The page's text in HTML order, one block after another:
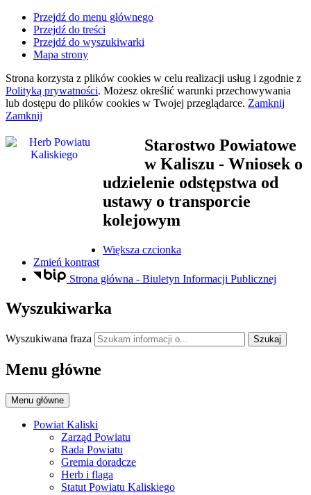
Przejdź do menu głównego
Przejdź do treści
Przejdź do wyszukiwarki
Mapa strony
Strona korzysta z plików cookies w celu realizacji usług i zgodnie z
Polityką prywatności. Możesz określić warunki przechowywania
lub dostępu do plików cookies w Twojej przeglądarce. Zamknij
Zamknij
Starostwo Powiatowe
w Kaliszu - Wniosek o
udzielenie odstępstwa od
ustawy o transporcie
kolejowym
Większa czcionka
Zmień kontrast
Strona główna - Biuletyn Informacji Publicznej
Wyszukiwarka
Wyszukiwana fraza Szukaj
Menu główne
Menu główne
Powiat Kaliski
Zarząd Powiatu
Rada Powiatu
Gremia doradcze
Herb i flaga
Statut Powiatu Kaliskiego